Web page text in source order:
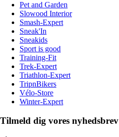
Pet and Garden
Slowood Interior
Smash-Expert
Sneak'In
Sneakids
Sport is good
Training-Fit
Trek-Expert
Triathlon-Expert
TripnBikers
Vélo-Store
Winter-Expert
Tilmeld dig vores nyhedsbrev